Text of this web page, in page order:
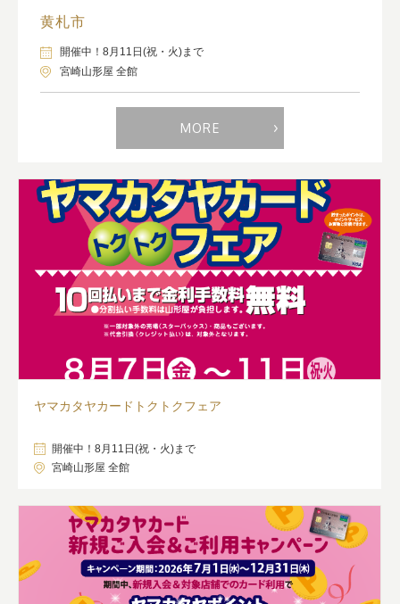
黄札市
開催中！8月11日(祝・火)まで
宮崎山形屋 全館
MORE
ヤマカタヤカードトクトクフェア
開催中！8月11日(祝・火)まで
宮崎山形屋 全館